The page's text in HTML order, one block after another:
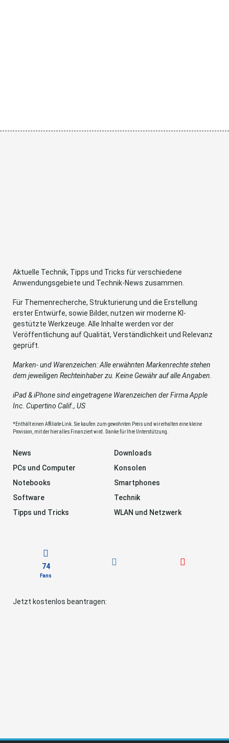
Aktuelle Technik, Tipps und Tricks für verschiedene
Anwendungsgebiete und Technik-News zusammen.
Für Themenrecherche, Strukturierung und die Erstellung
erster Entwürfe, sowie Bilder, nutzen wir moderne KI-
gestützte Werkzeuge. Alle Inhalte werden vor der
Veröffentlichung auf Qualität, Verständlichkeit und Relevanz
geprüft.
Marken- und Warenzeichen: Alle erwähnten Markenrechte stehen
dem jeweiligen Rechteinhaber zu. Keine Gewähr auf alle Angaben.
iPad & iPhone sind eingetragene Warenzeichen der Firma Apple
Inc. Cupertino Calif., US
*Enthält einen Affiliate-Link. Sie kaufen zum gewohnten Preis und wir erhalten eine kleine
Provision, mit der hier alles Finanziert wird. Danke für Ihre Unterstützung.
News
Downloads
PCs und Computer
Konsolen
Notebooks
Smartphones
Software
Technik
Tipps und Tricks
WLAN und Netzwerk
74
Fans
Jetzt kostenlos beantragen: